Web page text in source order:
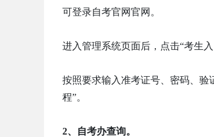
可登录自考官网官网。
进入管理系统页面后，点击“考生入
按照要求输入准考证号、密码、验
程”。
2、自考办查询。